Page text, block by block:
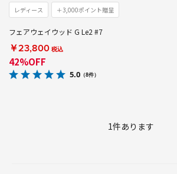
レディース ＋3,000ポイント贈呈
フェアウェイウッド G Le2 #7
￥23,800 税込
42%OFF
5.0 （8件）
1件あります